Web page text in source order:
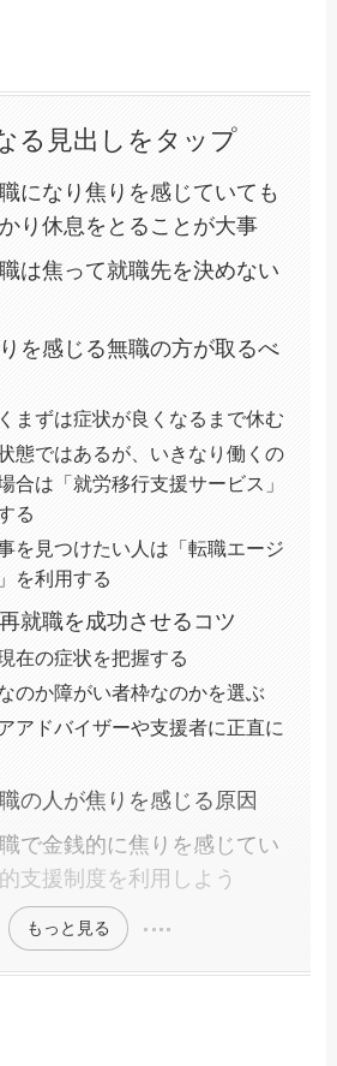
る見出しをタップ
になり焦りを感じていても
り休息をとることが大事
は焦って就職先を決めない
を感じる無職の方が取るべ
まずは症状が良くなるまで休む
態ではあるが、いきなり働くの
合は「就労移行支援サービス」
る
を見つけたい人は「転職エージ
を利用する
就職を成功させるコツ
在の症状を把握する
のか障がい者枠なのかを選ぶ
アドバイザーや支援者に正直に
の人が焦りを感じる原因
で金銭的に焦りを感じてい
支援制度を利用しよう
もっと見る